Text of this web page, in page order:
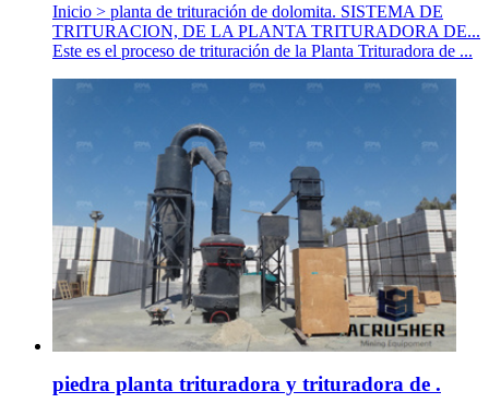
Inicio > planta de trituración de dolomita. SISTEMA DE
TRITURACION, DE LA PLANTA TRITURADORA DE...
Este es el proceso de trituración de la Planta Trituradora de ...
piedra planta trituradora y trituradora de .